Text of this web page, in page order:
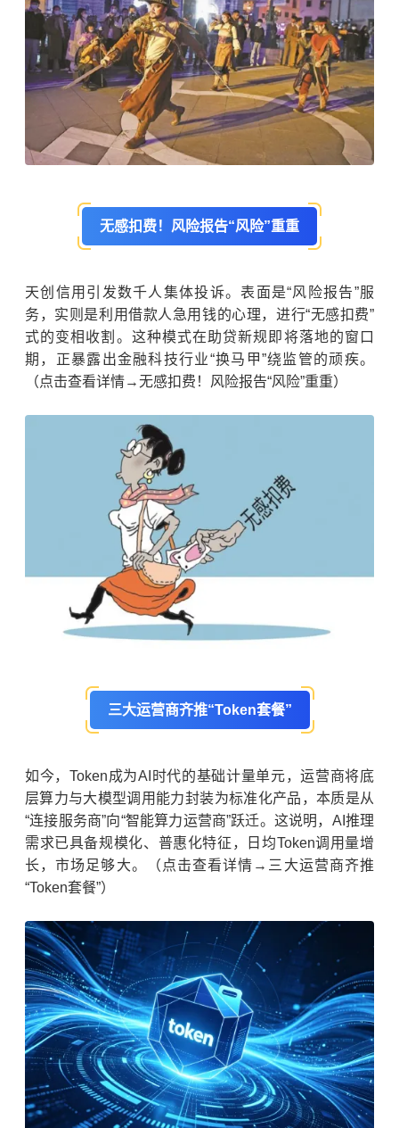
无感扣费！风险报告“风险”重重
天创信用引发数千人集体投诉。表面是“风险报告”服
务，实则是利用借款人急用钱的心理，进行“无感扣费”
式的变相收割。这种模式在助贷新规即将落地的窗口
期，正暴露出金融科技行业“换马甲”绕监管的顽疾。
（点击查看详情→无感扣费！风险报告“风险”重重）
三大运营商齐推“Token套餐”
如今，Token成为AI时代的基础计量单元，运营商将底
层算力与大模型调用能力封装为标准化产品，本质是从
“连接服务商”向“智能算力运营商”跃迁。这说明，AI推理
需求已具备规模化、普惠化特征，日均Token调用量增
长，市场足够大。（点击查看详情→三大运营商齐推
“Token套餐”）